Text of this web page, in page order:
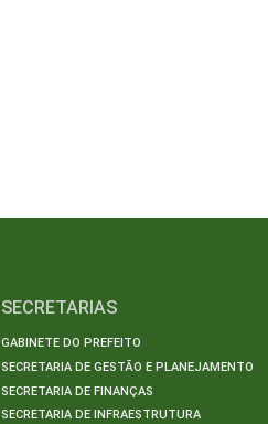
SECRETARIAS
GABINETE DO PREFEITO
SECRETARIA DE GESTÃO E PLANEJAMENTO
SECRETARIA DE FINANÇAS
SECRETARIA DE INFRAESTRUTURA